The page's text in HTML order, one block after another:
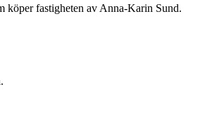
köper fastigheten av Anna-Karin Sund.